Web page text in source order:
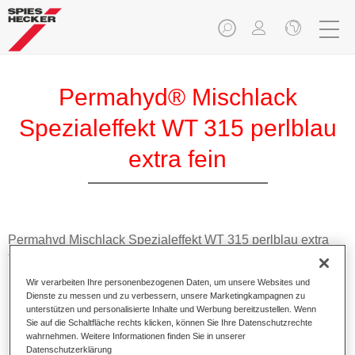
Permahyd® Mischlack
Spezialeffekt WT 315 perlblau
extra fein
Permahyd Mischlack Spezialeffekt WT 315 perlblau extra
fein eignet sich für die Ausmischung von Permahyd Hi-TEC
Produktmerkmale
Einfach und schnell zu verarbeiten.
Bietet eine hohe Farbtongenauigkeit und gleichmäßige
Wir verarbeiten Ihre personenbezogenen Daten, um unsere Websites und
Dienste zu messen und zu verbessern, unsere Marketingkampagnen zu
unterstützen und personalisierte Inhalte und Werbung bereitzustellen. Wenn
Sie auf die Schaltfläche rechts klicken, können Sie Ihre Datenschutzrechte
wahrnehmen. Weitere Informationen finden Sie in unserer
Datenschutzerklärung